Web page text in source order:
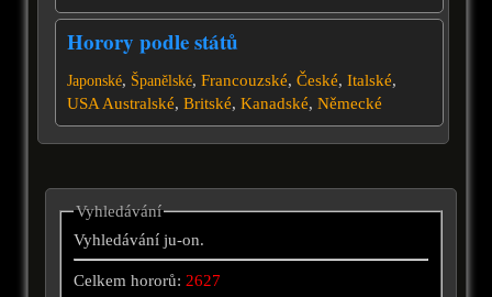
Horory podle států
Japonské, Španělské, Francouzské, České, Italské,
USA Australské, Britské, Kanadské, Německé
Vyhledávání
Vyhledávání ju-on.
Celkem hororů: 2627